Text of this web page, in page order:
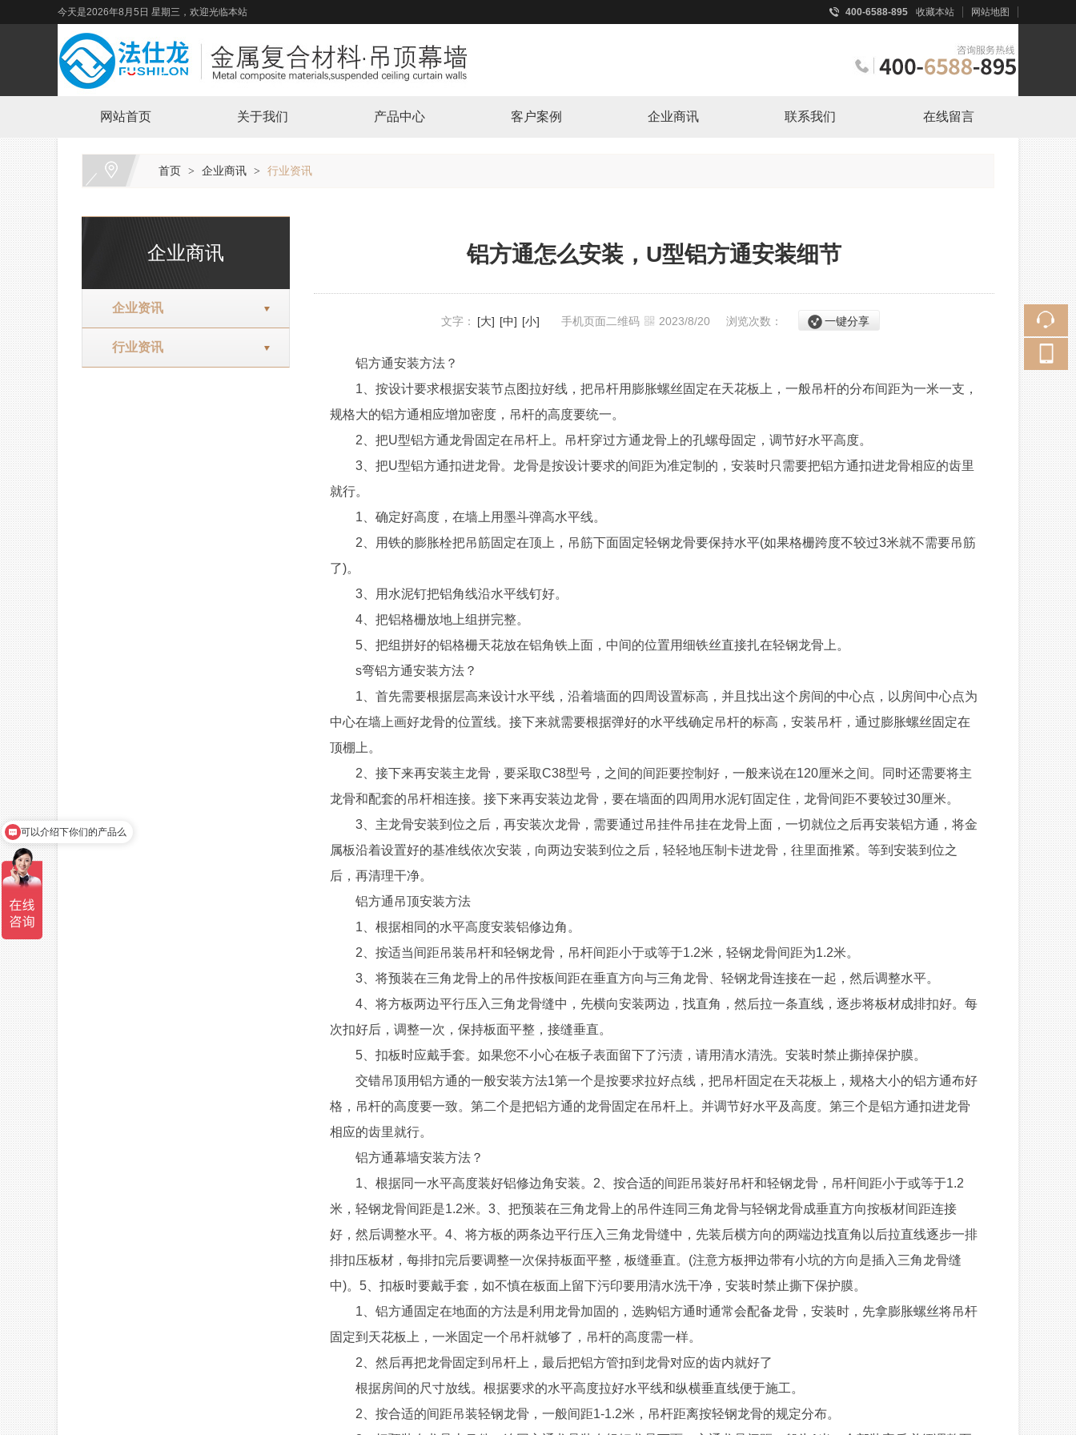
今天是2026年8月5日 星期三，欢迎光临本站 400-6588-895 收藏本站 网站地图
网站首页 关于我们 产品中心 客户案例 企业商讯 联系我们 在线留言
首页 > 企业商讯 > 行业资讯
企业商讯
企业资讯
行业资讯
铝方通怎么安装，U型铝方通安装细节
文字： [大] [中] [小] 手机页面二维码 2023/8/20 浏览次数： 一键分享
铝方通安装方法？
1、按设计要求根据安装节点图拉好线，把吊杆用膨胀螺丝固定在天花板上，一般吊杆的分布间距为一米一支，
规格大的铝方通相应增加密度，吊杆的高度要统一。
2、把U型铝方通龙骨固定在吊杆上。吊杆穿过方通龙骨上的孔螺母固定，调节好水平高度。
3、把U型铝方通扣进龙骨。龙骨是按设计要求的间距为准定制的，安装时只需要把铝方通扣进龙骨相应的齿里
就行。
1、确定好高度，在墙上用墨斗弹高水平线。
2、用铁的膨胀栓把吊筋固定在顶上，吊筋下面固定轻钢龙骨要保持水平(如果格栅跨度不较过3米就不需要吊筋
了)。
3、用水泥钉把铝角线沿水平线钉好。
4、把铝格栅放地上组拼完整。
5、把组拼好的铝格栅天花放在铝角铁上面，中间的位置用细铁丝直接扎在轻钢龙骨上。
s弯铝方通安装方法？
1、首先需要根据层高来设计水平线，沿着墙面的四周设置标高，并且找出这个房间的中心点，以房间中心点为
中心在墙上画好龙骨的位置线。接下来就需要根据弹好的水平线确定吊杆的标高，安装吊杆，通过膨胀螺丝固定在
顶棚上。
2、接下来再安装主龙骨，要采取C38型号，之间的间距要控制好，一般来说在120厘米之间。同时还需要将主
龙骨和配套的吊杆相连接。接下来再安装边龙骨，要在墙面的四周用水泥钉固定住，龙骨间距不要较过30厘米。
3、主龙骨安装到位之后，再安装次龙骨，需要通过吊挂件吊挂在龙骨上面，一切就位之后再安装铝方通，将金
属板沿着设置好的基准线依次安装，向两边安装到位之后，轻轻地压制卡进龙骨，往里面推紧。等到安装到位之
后，再清理干净。
铝方通吊顶安装方法
1、根据相同的水平高度安装铝修边角。
2、按适当间距吊装吊杆和轻钢龙骨，吊杆间距小于或等于1.2米，轻钢龙骨间距为1.2米。
3、将预装在三角龙骨上的吊件按板间距在垂直方向与三角龙骨、轻钢龙骨连接在一起，然后调整水平。
4、将方板两边平行压入三角龙骨缝中，先横向安装两边，找直角，然后拉一条直线，逐步将板材成排扣好。每
次扣好后，调整一次，保持板面平整，接缝垂直。
5、扣板时应戴手套。如果您不小心在板子表面留下了污渍，请用清水清洗。安装时禁止撕掉保护膜。
交错吊顶用铝方通的一般安装方法1第一个是按要求拉好点线，把吊杆固定在天花板上，规格大小的铝方通布好
格，吊杆的高度要一致。第二个是把铝方通的龙骨固定在吊杆上。并调节好水平及高度。第三个是铝方通扣进龙骨
相应的齿里就行。
铝方通幕墙安装方法？
1、根据同一水平高度装好铝修边角安装。2、按合适的间距吊装好吊杆和轻钢龙骨，吊杆间距小于或等于1.2
米，轻钢龙骨间距是1.2米。3、把预装在三角龙骨上的吊件连同三角龙骨与轻钢龙骨成垂直方向按板材间距连接
好，然后调整水平。4、将方板的两条边平行压入三角龙骨缝中，先装后横方向的两端边找直角以后拉直线逐步一排
排扣压板材，每排扣完后要调整一次保持板面平整，板缝垂直。(注意方板押边带有小坑的方向是插入三角龙骨缝
中)。5、扣板时要戴手套，如不慎在板面上留下污印要用清水洗干净，安装时禁止撕下保护膜。
1、铝方通固定在地面的方法是利用龙骨加固的，选购铝方通时通常会配备龙骨，安装时，先拿膨胀螺丝将吊杆
固定到天花板上，一米固定一个吊杆就够了，吊杆的高度需一样。
2、然后再把龙骨固定到吊杆上，最后把铝方管扣到龙骨对应的齿内就好了
根据房间的尺寸放线。根据要求的水平高度拉好水平线和纵横垂直线便于施工。
2、按合适的间距吊装轻钢龙骨，一般间距1-1.2米，吊杆距离按轻钢龙骨的规定分布。
可以介绍下你们的产品么